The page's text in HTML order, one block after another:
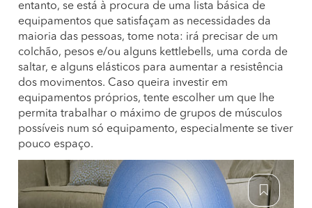
entanto, se está à procura de uma lista básica de
equipamentos que satisfaçam as necessidades da
maioria das pessoas, tome nota: irá precisar de um
colchão, pesos e/ou alguns kettlebells, uma corda de
saltar, e alguns elásticos para aumentar a resistência
dos movimentos. Caso queira investir em
equipamentos próprios, tente escolher um que lhe
permita trabalhar o máximo de grupos de músculos
possíveis num só equipamento, especialmente se tiver
pouco espaço.